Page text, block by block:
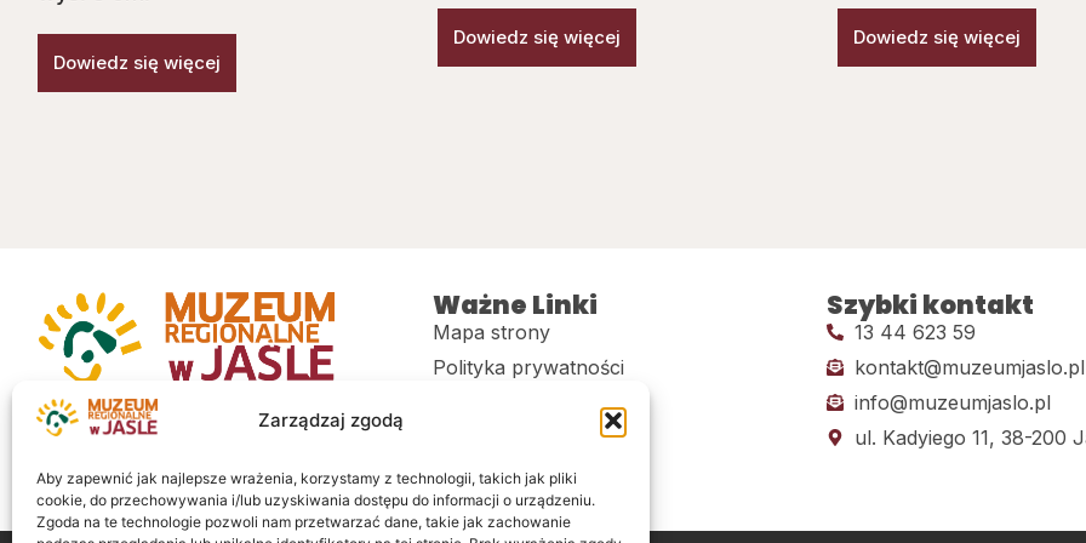
Zarządzaj zgodą
Aby zapewnić jak najlepsze wrażenia, korzystamy z technologii, takich jak pliki
cookie, do przechowywania i/lub uzyskiwania dostępu do informacji o urządzeniu.
Zgoda na te technologie pozwoli nam przetwarzać dane, takie jak zachowanie
Dowiedz się więcej
Dowiedz się więcej Dowiedz się więcej
Muzeum regionalne w Jaśle im. dr.
Stanisława Kadyiego
Ważne Linki
Mapa strony
Polityka prywatności
Deklaracja dostępności
Sklep
Szybki kontakt
13 44 623 59
kontakt@muzeumjaslo.pl
info@muzeumjaslo.pl
ul. Kadyiego 11, 38-200